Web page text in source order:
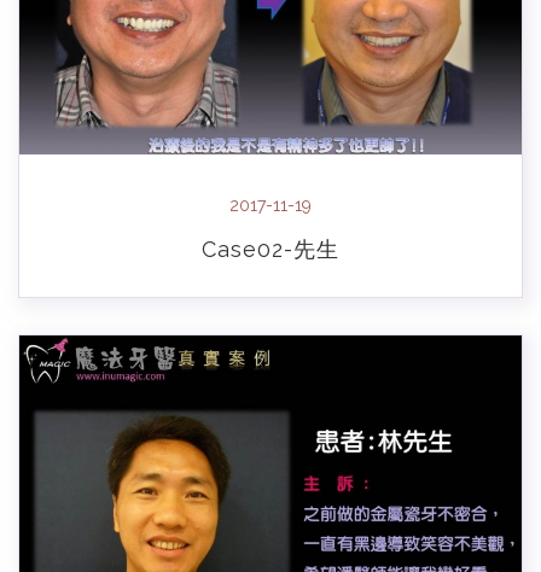
2017-11-19
Case02-先生